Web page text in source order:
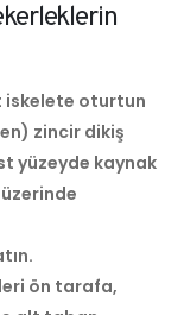
iskelete oturtun
zincir dikiş
yüzeyde kaynak
ön tarafa,